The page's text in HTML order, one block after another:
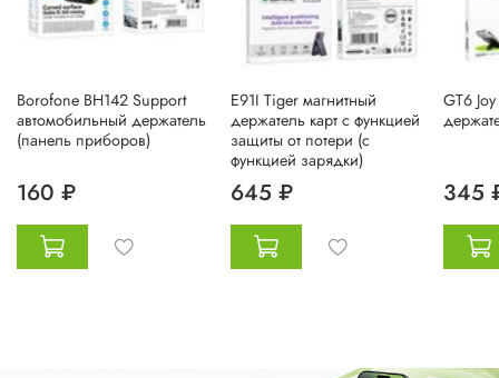
Borofone BH142 Support
автомобильный держатель
(панель приборов)
160 ₽
E91I Tiger магнитный
держатель карт с функцией
защиты от потери (с
функцией зарядки)
645 ₽
GT6
345